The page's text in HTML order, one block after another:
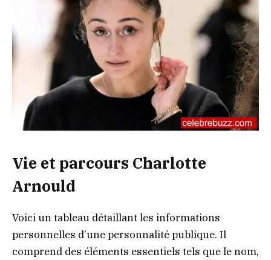
Vie et parcours Charlotte
Arnould
Voici un tableau détaillant les informations
personnelles d’une personnalité publique. Il
comprend des éléments essentiels tels que le nom,